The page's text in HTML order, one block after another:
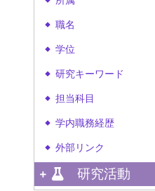
◆ 職名
◆ 学位
◆ 研究キーワード
◆ 担当科目
◆ 学内職務経歴
◆ 外部リンク
研究活動